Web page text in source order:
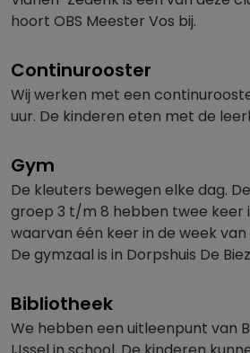
hoort OBS Meester Vos bij.
Continurooster
Wij werken met een
uur. De kinderen eten met de
Gym
De kleuters bewegen elke dag.
groep 3 t/m 8 hebben twee keer
waarvan één keer in de week
De gymzaal is in Dorpshuis De
Bibliotheek
We hebben een uitleenpunt van